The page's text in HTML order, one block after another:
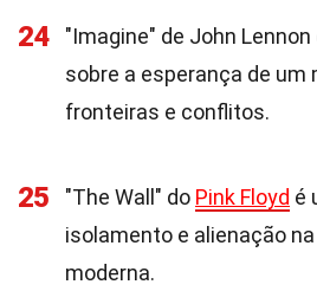
24
"Imagine" de John
sobre a esperança de um
fronteiras e conflitos.
25 "The Wall" do Pink Floyd é
isolamento e alienação
moderna.